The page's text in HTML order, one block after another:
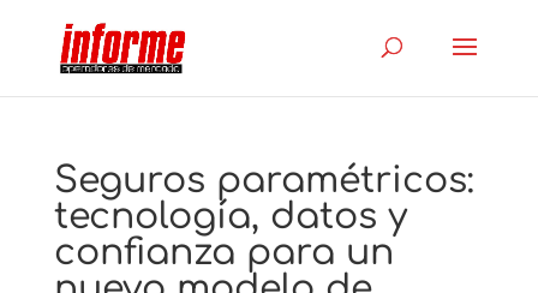
Seguros paramétricos:
tecnología, datos y
confianza para un